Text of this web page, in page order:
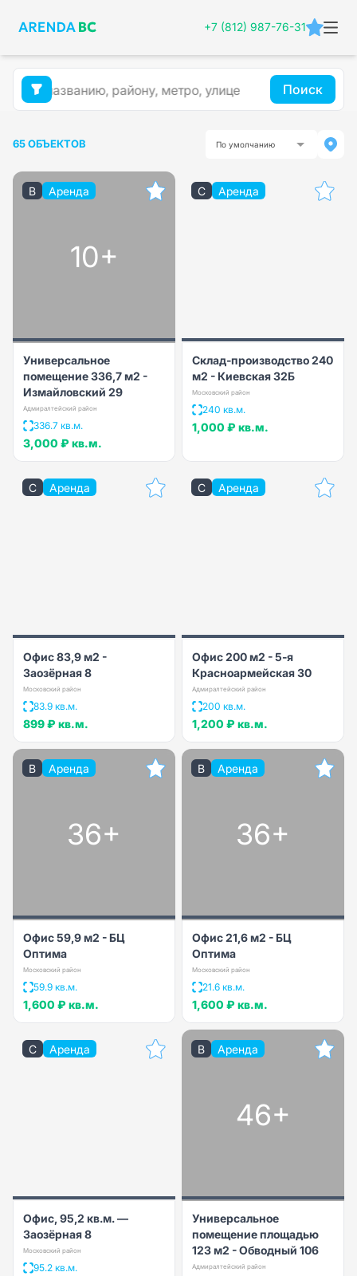
+7 (812) 987-76-31
Поиск
65 ОБЪЕКТОВ По умолчанию
B Аренда
10+
Универсальное
помещение 336,7 м2 -
Измайловский 29
Адмиралтейский район
336.7 кв.м.
3,000 ₽ кв.м.
C Аренда
Склад-производство 240
м2 - Киевская 32Б
Московский район
240 кв.м.
1,000 ₽ кв.м.
C Аренда
Офис 83,9 м2 -
Заозёрная 8
Московский район
83.9 кв.м.
899 ₽ кв.м.
C Аренда
Офис 200 м2 - 5-я
Красноармейская 30
Адмиралтейский район
200 кв.м.
1,200 ₽ кв.м.
B Аренда
36+
Офис 59,9 м2 - БЦ
Оптима
Московский район
59.9 кв.м.
1,600 ₽ кв.м.
B Аренда
36+
Офис 21,6 м2 - БЦ
Оптима
Московский район
21.6 кв.м.
1,600 ₽ кв.м.
C Аренда
Офис, 95,2 кв.м. —
Заозёрная 8
Московский район
95.2 кв.м.
B Аренда
46+
Универсальное
помещение площадью
123 м2 - Обводный 106
Адмиралтейский район